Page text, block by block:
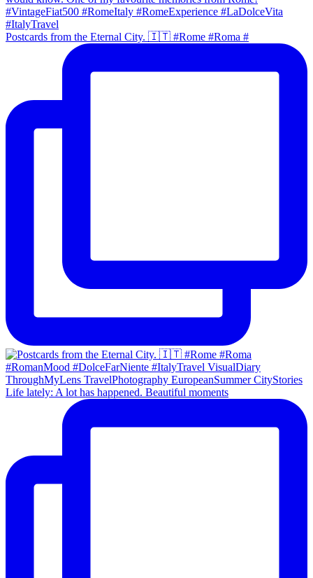
Postcards from the Eternal City. 🇮🇹 #Rome #Roma #
Life lately: A lot has happened. Beautiful moments